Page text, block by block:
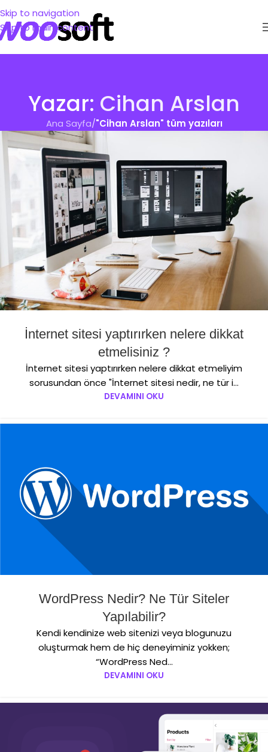
Skip to navigation
Skip to main content
Yazar: Cihan Arslan
Ana Sayfa/"Cihan Arslan" tüm yazıları
İnternet sitesi yaptırırken nelere dikkat
etmelisiniz ?
İnternet sitesi yaptırırken nelere dikkat etmeliyim
sorusundan önce "İnternet sitesi nedir, ne tür i...
DEVAMINI OKU
WordPress Nedir? Ne Tür Siteler
Yapılabilir?
Kendi kendinize web sitenizi veya blogunuzu
oluşturmak hem de hiç deneyiminiz yokken;
“WordPress Ned...
DEVAMINI OKU